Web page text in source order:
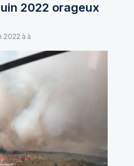
2022 orageux
2022 à à